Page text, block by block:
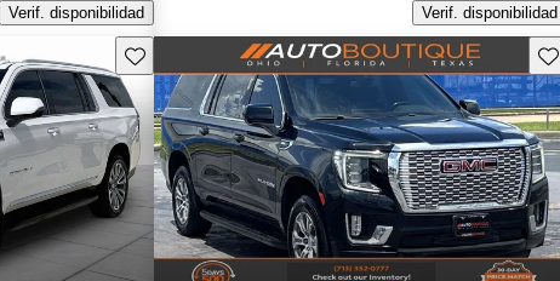
Verif. disponibilidad
Verif. disponibilidad
Guarda este Aviso